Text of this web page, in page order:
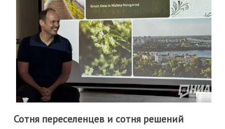
Сотня переселенцев и сотня решений